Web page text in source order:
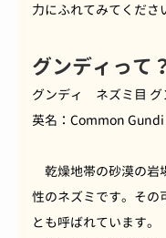
力にふれてみてくださ
グンディって
グンディ ネズミ目
英名：Common
乾燥地帯の砂漠の岩
性のネズミです。その
とも呼ばれています。